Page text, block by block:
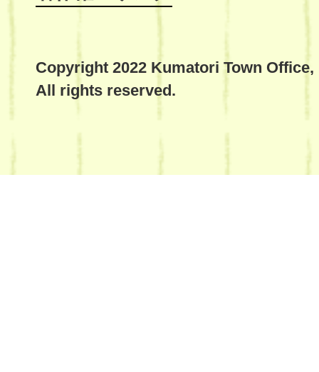
Copyright 2022 Kumatori Town Office,
All rights reserved.